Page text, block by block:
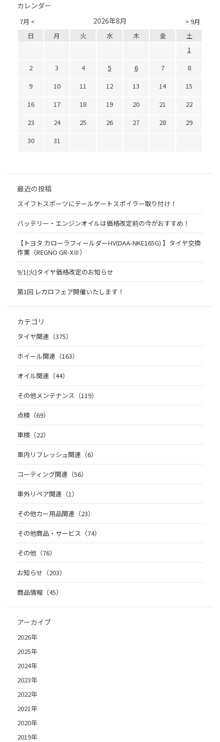
カレンダー
7月 < > 9月
2026年8月
日 月 火 水 木 金
土
1
2
3 4 5 6 7
8
9
10 11 12 13 14
15
16
17 18 19 20 21
22
23
24 25 26 27 28
29
30
31
最近の投稿
スイフトスポーツにテールゲートスポイラー取り付け！
バッテリー・エンジンオイルは価格改定前の今がおすすめ！
【トヨタ カローラフィールダーHV(DAA-NKE165G) 】タイヤ交換
作業（REGNO GR-XⅢ）
9/1(火)タイヤ価格改定のお知らせ
第1回 レカロフェア開催いたします！
カテゴリ
タイヤ関連（375）
ホイール関連（163）
オイル関連（44）
その他メンテナンス（119）
点検（69）
車検（22）
車内リフレッシュ関連（6）
コーティング関連（56）
車外リペア関連（1）
その他カー用品関連（23）
その他商品・サービス（74）
その他（76）
お知らせ（203）
商品情報（45）
アーカイブ
2026年
2025年
2024年
2023年
2022年
2021年
2020年
2019年